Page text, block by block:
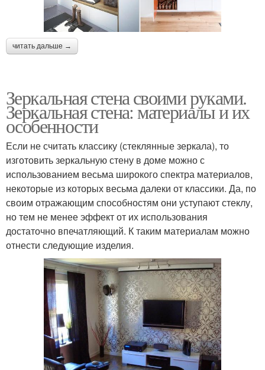
читать дальше →
Зеркальная стена своими руками.
Зеркальная стена: материалы и их
особенности
Если не считать классику (стеклянные зеркала), то
изготовить зеркальную стену в доме можно с
использованием весьма широкого спектра материалов,
некоторые из которых весьма далеки от классики. Да, по
своим отражающим способностям они уступают стеклу,
но тем не менее эффект от их использования
достаточно впечатляющий. К таким материалам можно
отнести следующие изделия.